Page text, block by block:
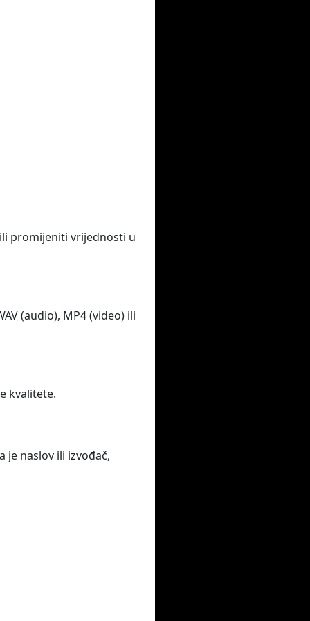
promijeniti vrijednosti u
(audio), MP4 (video) ili
kvalitete.
je naslov ili izvođač,